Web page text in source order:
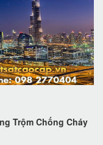
Trộm Chống Cháy